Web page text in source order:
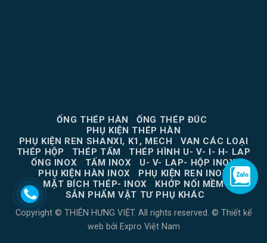
ỐNG THÉP HÀN
ỐNG THÉP ĐÚC
PHỤ KIỆN THÉP HÀN
PHỤ KIỆN REN SHANXI, K1, MECH
VAN CÁC LOẠI
THÉP HỘP
THÉP TẤM
THÉP HÌNH U- V- I- H- LAP
ỐNG INOX
TẤM INOX
U- V- LAP- HỘP INOX
PHỤ KIỆN HÀN INOX
PHỤ KIỆN REN INOX
MẶT BÍCH THÉP- INOX
KHỚP NỐI MỀM
SẢN PHẨM VẬT TƯ PHỤ KHÁC
Copyright © THIÊN HƯNG VIỆT. All rights reserved. © Thiết kế
web bởi Expro Việt Nam